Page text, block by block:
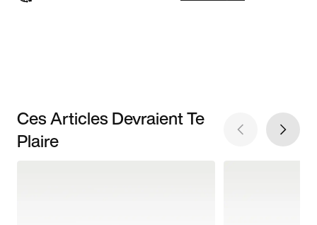
Ces Articles Devraient Te
Plaire